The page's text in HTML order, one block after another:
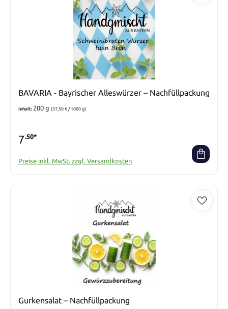
BAVARIA - Bayrischer Alleswürzer – Nachfüllpackung
Inhalt: 200 g (37,50 € / 1000 g)
7.50*
Preise inkl. MwSt. zzgl. Versandkosten
Gurkensalat – Nachfüllpackung